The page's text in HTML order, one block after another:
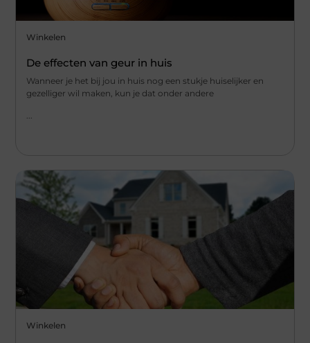
Winkelen
De effecten van geur in huis
Wanneer je het bij jou in huis nog een stukje huiselijker en
gezelliger wil maken, kun je dat onder andere
Winkelen